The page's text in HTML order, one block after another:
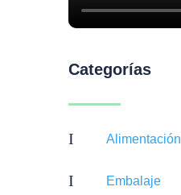
Categorías
I Alimentación
I Embalaje